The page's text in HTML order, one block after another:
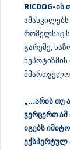
RICDOG-ის
რომელსაც
გარეშე,
„…არის თუ
ვერცერთ
იგებს
ექსპერტულ